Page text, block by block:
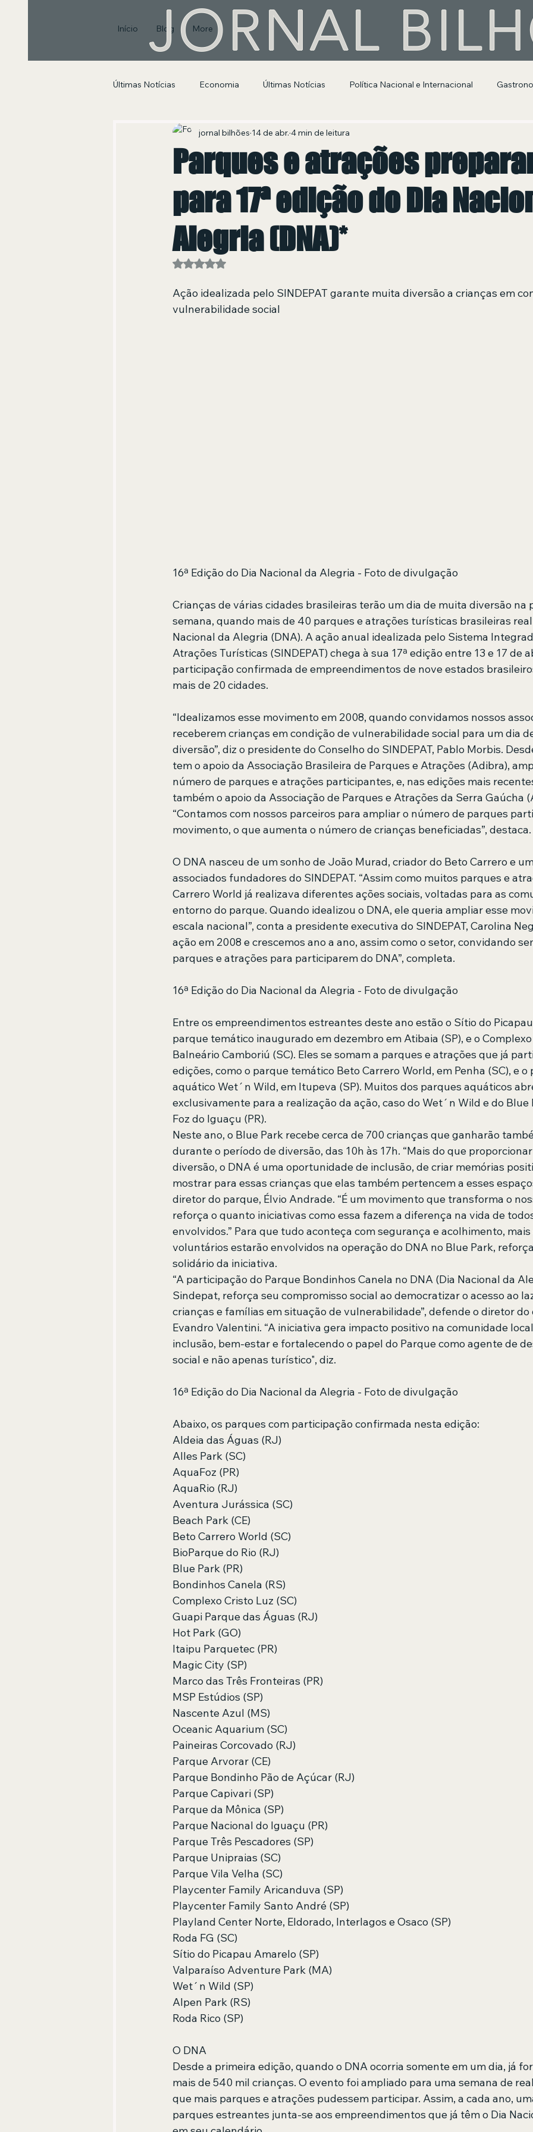
Início Blog More
JORNAL
Últimas Notícias Economia Últimas Notícias Política Nacional e Internacional
Segurança Pública e Social Segurança Pública
Parques e atrações
para 17ª edição do Dia
Alegria (DNA)*
jornal bilhões 14 de abr. 4 min de leitura
Avaliado com NaN de 5 estrelas.
Ação idealizada pelo SINDEPAT garante muita diversão a crianças em
vulnerabilidade social
16ª Edição do Dia Nacional da Alegria - Foto de divulgação
Crianças de várias cidades brasileiras terão um dia de muita diversão na
semana, quando mais de 40 parques e atrações turísticas brasileiras
Nacional da Alegria (DNA). A ação anual idealizada pelo Sistema
Atrações Turísticas (SINDEPAT) chega à sua 17ª edição entre 13 e 17 de
participação confirmada de empreendimentos de nove estados
mais de 20 cidades.
“Idealizamos esse movimento em 2008, quando convidamos nossos
receberem crianças em condição de vulnerabilidade social para um dia
diversão”, diz o presidente do Conselho do SINDEPAT, Pablo Morbis.
tem o apoio da Associação Brasileira de Parques e Atrações (Adibra),
número de parques e atrações participantes, e, nas edições mais
também o apoio da Associação de Parques e Atrações da Serra Gaúcha
“Contamos com nossos parceiros para ampliar o número de parques
movimento, o que aumenta o número de crianças beneficiadas”, destaca.
O DNA nasceu de um sonho de João Murad, criador do Beto Carrero e
associados fundadores do SINDEPAT. “Assim como muitos parques e
Carrero World já realizava diferentes ações sociais, voltadas para as
entorno do parque. Quando idealizou o DNA, ele queria ampliar esse
escala nacional”, conta a presidente executiva do SINDEPAT, Carolina
ação em 2008 e crescemos ano a ano, assim como o setor, convidando
parques e atrações para participarem do DNA”, completa.
16ª Edição do Dia Nacional da Alegria - Foto de divulgação
Entre os empreendimentos estreantes deste ano estão o Sítio do
parque temático inaugurado em dezembro em Atibaia (SP), e o
Balneário Camboriú (SC). Eles se somam a parques e atrações que já
edições, como o parque temático Beto Carrero World, em Penha (SC), e o
aquático Wet´n Wild, em Itupeva (SP). Muitos dos parques aquáticos
exclusivamente para a realização da ação, caso do Wet´n Wild e do Blue
Foz do Iguaçu (PR).
Neste ano, o Blue Park recebe cerca de 700 crianças que ganharão
durante o período de diversão, das 10h às 17h. “Mais do que
diversão, o DNA é uma oportunidade de inclusão, de criar memórias
mostrar para essas crianças que elas também pertencem a esses
diretor do parque, Élvio Andrade. “É um movimento que transforma o
reforça o quanto iniciativas como essa fazem a diferença na vida de
envolvidos.” Para que tudo aconteça com segurança e acolhimento, mais
voluntários estarão envolvidos na operação do DNA no Blue Park,
solidário da iniciativa.
“A participação do Parque Bondinhos Canela no DNA (Dia Nacional da
Sindepat, reforça seu compromisso social ao democratizar o acesso ao
crianças e famílias em situação de vulnerabilidade”, defende o diretor do
Evandro Valentini. “A iniciativa gera impacto positivo na comunidade
inclusão, bem-estar e fortalecendo o papel do Parque como agente de
social e não apenas turístico", diz.
16ª Edição do Dia Nacional da Alegria - Foto de divulgação
Abaixo, os parques com participação confirmada nesta edição:
Aldeia das Águas (RJ)
Alles Park (SC)
AquaFoz (PR)
AquaRio (RJ)
Aventura Jurássica (SC)
Beach Park (CE)
Beto Carrero World (SC)
BioParque do Rio (RJ)
Blue Park (PR)
Bondinhos Canela (RS)
Complexo Cristo Luz (SC)
Guapi Parque das Águas (RJ)
Hot Park (GO)
Itaipu Parquetec (PR)
Magic City (SP)
Marco das Três Fronteiras (PR)
MSP Estúdios (SP)
Nascente Azul (MS)
Oceanic Aquarium (SC)
Paineiras Corcovado (RJ)
Parque Arvorar (CE)
Parque Bondinho Pão de Açúcar (RJ)
Parque Capivari (SP)
Parque da Mônica (SP)
Parque Nacional do Iguaçu (PR)
Parque Três Pescadores (SP)
Parque Unipraias (SC)
Parque Vila Velha (SC)
Playcenter Family Aricanduva (SP)
Playcenter Family Santo André (SP)
Playland Center Norte, Eldorado, Interlagos e Osaco (SP)
Roda FG (SC)
Sítio do Picapau Amarelo (SP)
Valparaíso Adventure Park (MA)
Wet´n Wild (SP)
Alpen Park (RS)
Roda Rico (SP)
O DNA
Desde a primeira edição, quando o DNA ocorria somente em um dia, já
mais de 540 mil crianças. O evento foi ampliado para uma semana de
que mais parques e atrações pudessem participar. Assim, a cada ano,
parques estreantes junta-se aos empreendimentos que já têm o Dia